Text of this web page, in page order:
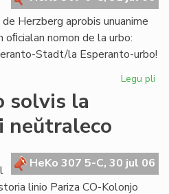
Herzberg aprobis unuanime
nomon de la urbo:
Stadt/la Esperanto-urbo!
Legu pli
solvis la
neŭtraleco
HeKo 307 5-C, 30 jul 06
linio Pariza CO-Kolonjo